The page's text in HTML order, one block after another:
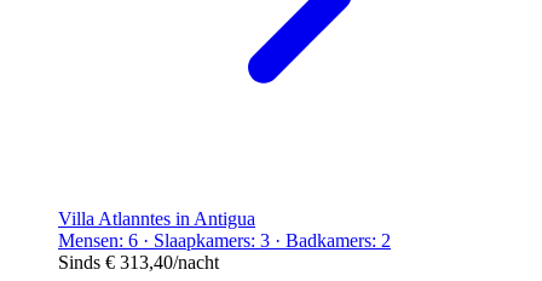
Villa Atlanntes in Antigua
Mensen: 6 · Slaapkamers: 3 · Badkamers: 2
Sinds € 313,40/nacht